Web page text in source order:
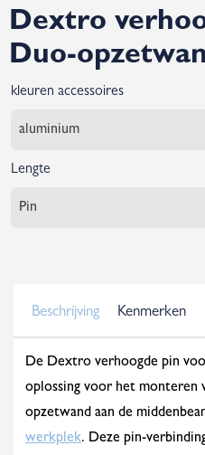
Dextro
Duo-
kleuren accessoires
Lengte
Beschrijving Kenmerken
De Dextro verhoogde pin
oplossing voor het monteren
opzetwand aan de
werkplek. Deze pin-